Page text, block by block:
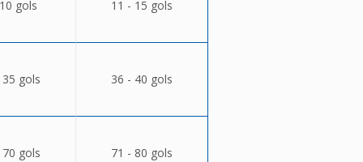
gols 11 - 15 gols
gols 36 - 40 gols
gols 71 - 80 gols